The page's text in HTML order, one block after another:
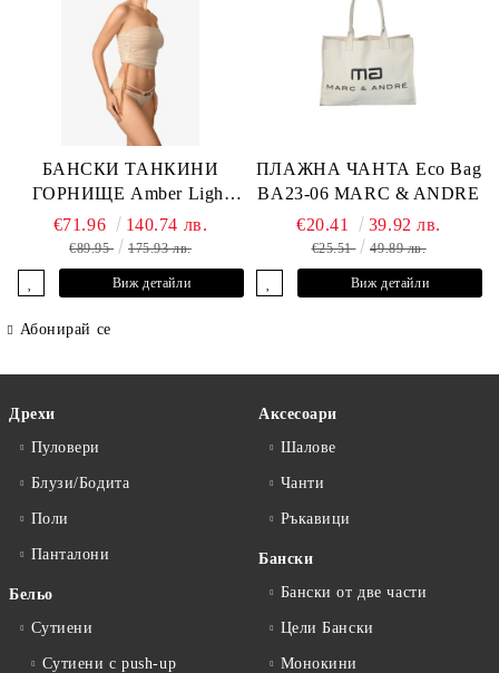
БАНСКИ ТАНКИНИ
ГОРНИЩЕ Amber Light
L2605-Y-803 MARC &
ANDRE
€71.96 140.74 лв.
€89.95 175.93 лв.
Виж детайли
ПЛАЖНА ЧАНТА Eco Bag
BA23-06 MARC & ANDRE
€20.41 39.92 лв.
€25.51 49.89 лв.
Виж детайли
Абонирай се
Дрехи
Пуловери
Блузи/Бодита
Поли
Панталони
Бельо
Сутиени
Сутиени с push-up
Аксесоари
Шалове
Чанти
Ръкавици
Бански
Бански от две части
Цели Бански
Монокини